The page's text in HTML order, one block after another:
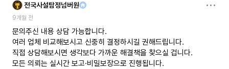
전국사설탐정넘버원
9개월 전
문의주신 내용 상담 가능합니다.
여러 업체 비교해보시고 신중히 결정하시길 권해드립니다.
직접 상담해보시면 생각보다 가까운 해결책을 찾으실 겁니다.
모든 의뢰는 실시간 보고·비밀보장으로 진행됩니다.